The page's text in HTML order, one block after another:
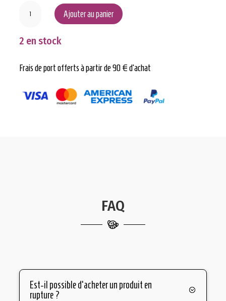
froid
Ajouter au panier
2 en stock
Frais de port offerts à partir de 90 € d’achat
FAQ
Est-il possible d'acheter un produit en
rupture ?